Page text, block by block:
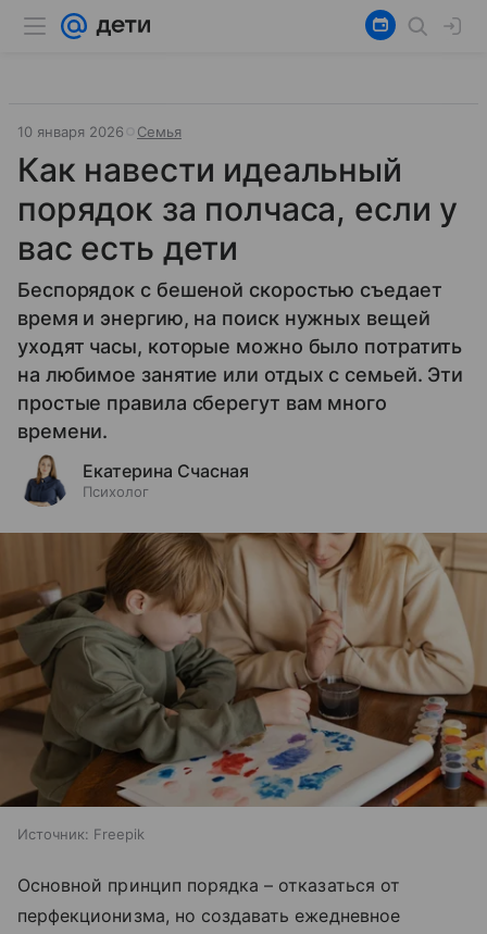
10 января 2026 Семья
Как навести идеальный
порядок за полчаса, если у
вас есть дети
Беспорядок с бешеной скоростью съедает
время и энергию, на поиск нужных вещей
уходят часы, которые можно было потратить
на любимое занятие или отдых с семьей. Эти
простые правила сберегут вам много
времени.
Екатерина Счасная
Психолог
Источник: Freepik
Основной принцип порядка – отказаться от
перфекционизма, но создавать ежедневное